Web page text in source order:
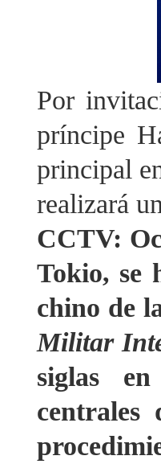
Por
príncipe
principal
realizará
CCTV:
Tokio, se
chino de
Militar
siglas
centrales